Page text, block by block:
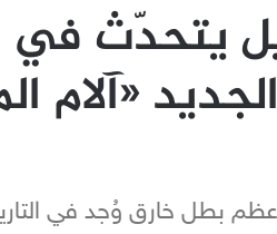
يتحدّث في
«آلام
بطل خارق وُجد في